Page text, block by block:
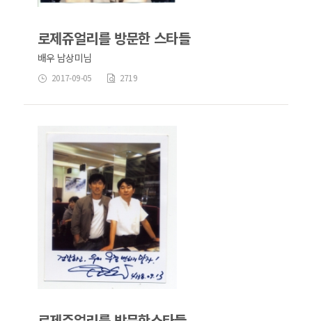
로제쥬얼리를 방문한 스타들
배우 남상미님
2017-09-05 2719